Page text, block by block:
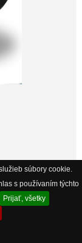
súbory cookie.
s používaním týchto
Prijať, všetky